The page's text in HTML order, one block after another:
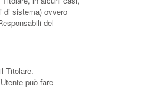
di sistema) ovvero
del
Titolare.
può fare